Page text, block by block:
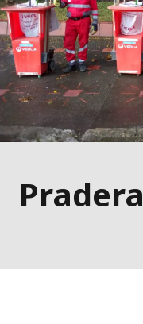
Pradera